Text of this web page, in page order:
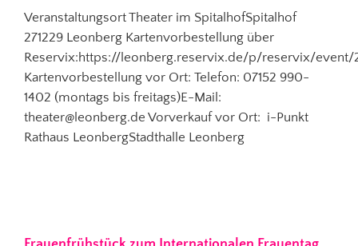
Veranstaltungsort Theater im SpitalhofSpitalhof
271229 Leonberg Kartenvorbestellung über
Reservix:https://leonberg.reservix.de/p/reservix/event/
Kartenvorbestellung vor Ort: Telefon: 07152 990-
1402 (montags bis freitags)E-Mail:
theater@leonberg.de Vorverkauf vor Ort: i-Punkt
Rathaus LeonbergStadthalle Leonberg